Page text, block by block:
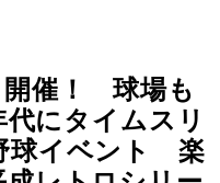
開催！ 球場も
にタイムスリ
球イベント 楽